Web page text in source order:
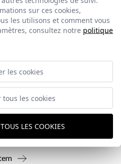
práctica, resistente y
sur ces cookies,
les utilisons et comment vous
consultez notre politique
les cookies
tous les cookies
LES COOKIES